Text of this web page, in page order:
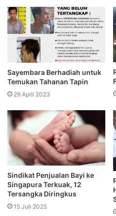
Sayembara Berhadiah untuk
Temukan Tahanan Tapin
29 April 2023
Sindikat Penjualan Bayi ke
Singapura Terkuak, 12
Tersangka Diringkus
15 Juli 2025